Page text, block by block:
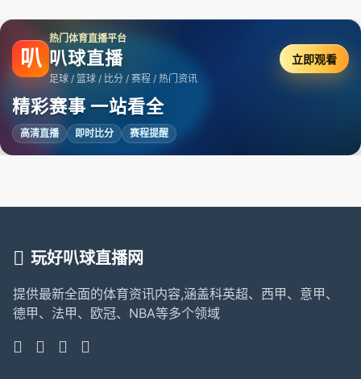
叭
热门体育直播平台
叭球直播
足球 / 篮球 / 比分 / 赛程 / 热门资讯
精彩赛事 一站看全
高清直播 即时比分 赛程提醒
立即观看
玩好叭球直播网
提供最新全面的体育资讯内容,涵盖科英超、西甲、意甲、
德甲、法甲、欧冠、NBA等多个领域